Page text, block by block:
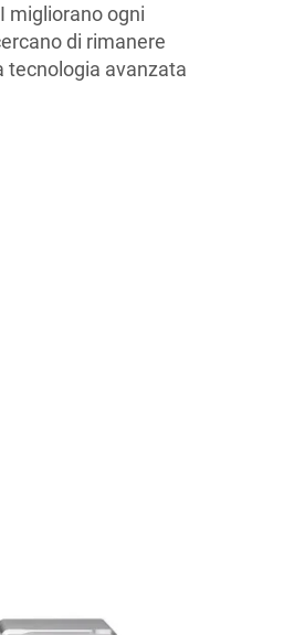
migliorano ogni
di rimanere
tecnologia avanzata